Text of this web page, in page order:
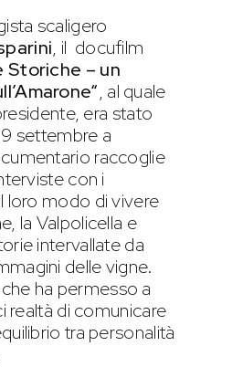
scaligero
, il docufilm
Storiche – un
, al quale
era stato
settembre a
raccoglie
con i
loro modo di vivere
la Valpolicella e
intervallate da
delle vigne.
ha permesso a
realtà di comunicare
tra personalità